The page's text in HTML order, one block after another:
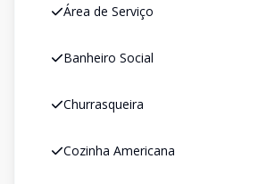
Área de Serviço
Banheiro Social
Churrasqueira
Cozinha Americana